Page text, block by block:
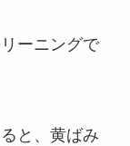
ーニングで
と、黄ばみ